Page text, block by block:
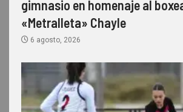
gimnasio en homenaje al
«Metralleta» Chayle
6 agosto, 2026